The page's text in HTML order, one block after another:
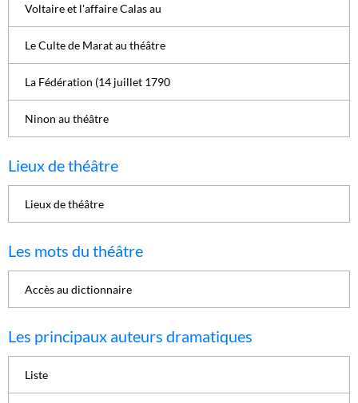
Voltaire et l'affaire Calas au
Le Culte de Marat au théâtre
La Fédération (14 juillet 1790
Ninon au théâtre
Lieux de théâtre
Lieux de théâtre
Les mots du théâtre
Accès au dictionnaire
Les principaux auteurs dramatiques
Liste